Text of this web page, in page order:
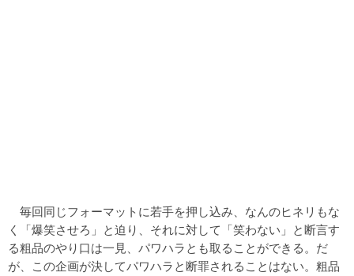
毎回同じフォーマットに若手を押し込み、なんのヒネリもな
く「爆笑させろ」と迫り、それに対して「笑わない」と断言す
る粗品のやり口は一見、パワハラとも取ることができる。だ
が、この企画が決してパワハラと断罪されることはない。粗品